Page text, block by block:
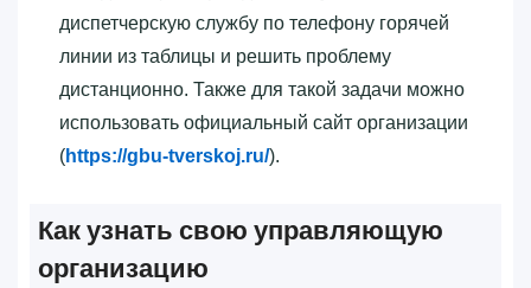
диспетчерскую службу по телефону горячей
линии из таблицы и решить проблему
дистанционно. Также для такой задачи можно
использовать официальный сайт организации
(https://gbu-tverskoj.ru/).
Как узнать свою управляющую
организацию